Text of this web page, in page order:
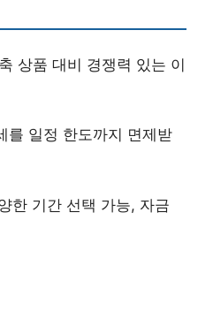
상품 대비 경쟁력 있는 이
를 일정 한도까지 면제받
한 기간 선택 가능, 자금